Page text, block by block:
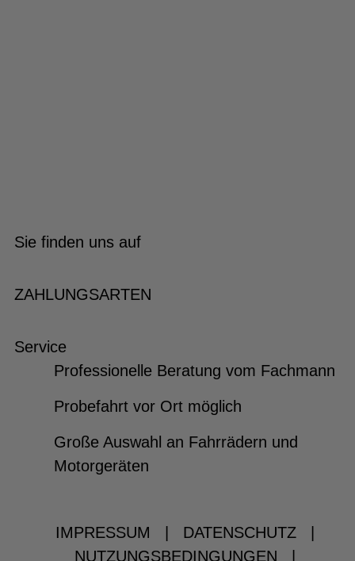
Sie finden uns auf
ZAHLUNGSARTEN
Service
Professionelle Beratung vom Fachmann
Probefahrt vor Ort möglich
Große Auswahl an Fahrrädern und
Motorgeräten
IMPRESSUM DATENSCHUTZ
NUTZUNGSBEDINGUNGEN